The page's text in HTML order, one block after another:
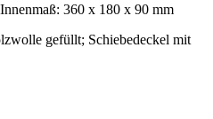
360 x 180 x 90 mm
gefüllt; Schiebedeckel mit